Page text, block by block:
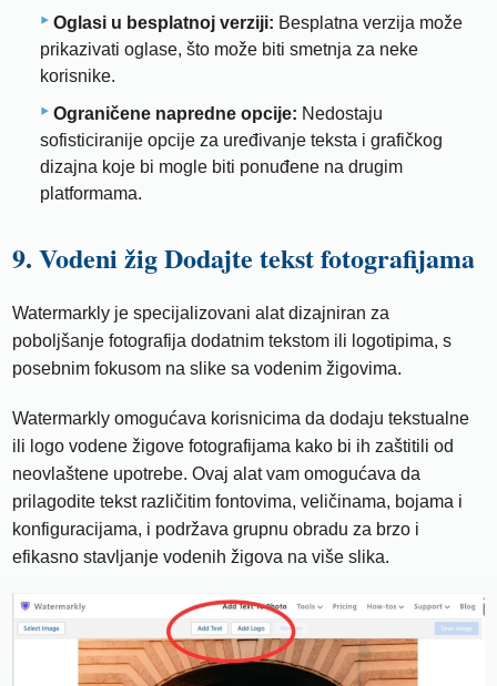
Oglasi u besplatnoj verziji: Besplatna verzija može
prikazivati ​​oglase, što može biti smetnja za neke
korisnike.
Ograničene napredne opcije: Nedostaju
sofisticiranije opcije za uređivanje teksta i grafičkog
dizajna koje bi mogle biti ponuđene na drugim
platformama.
9. Vodeni žig Dodajte tekst fotografijama
Watermarkly je specijalizovani alat dizajniran za
poboljšanje fotografija dodatnim tekstom ili logotipima, s
posebnim fokusom na slike sa vodenim žigovima.
Watermarkly omogućava korisnicima da dodaju tekstualne
ili logo vodene žigove fotografijama kako bi ih zaštitili od
neovlaštene upotrebe. Ovaj alat vam omogućava da
prilagodite tekst različitim fontovima, veličinama, bojama i
konfiguracijama, i podržava grupnu obradu za brzo i
efikasno stavljanje vodenih žigova na više slika.